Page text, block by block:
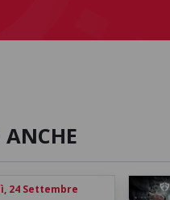
24 Settembre